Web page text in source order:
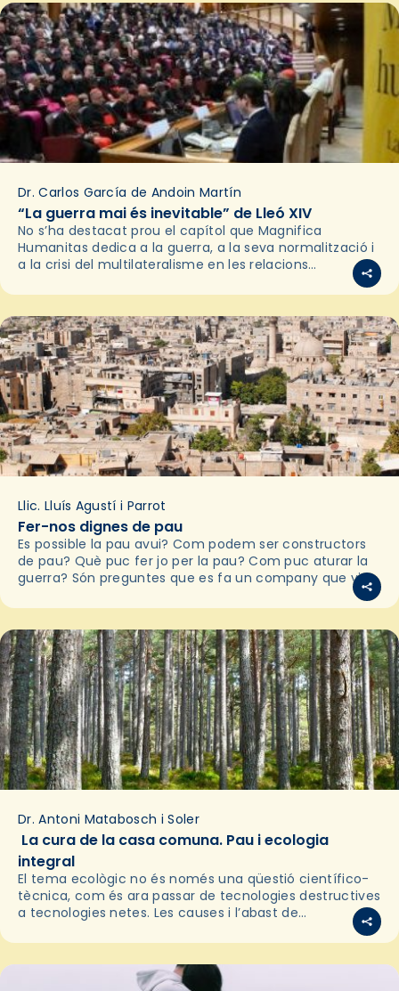
Dr. Carlos García de Andoin Martín
“La guerra mai és inevitable” de Lleó XIV
No s’ha destacat prou el capítol que Magnifica
Humanitas dedica a la guerra, a la seva normalització i
a la crisi del multilateralisme en les relacions
Llic. Lluís Agustí i Parrot
Fer-nos dignes de pau
Es possible la pau avui? Com podem ser constructors
de pau? Què puc fer jo per la pau? Com puc aturar la
guerra? Són preguntes que es fa un company que viu…
Dr. Antoni Matabosch i Soler
La cura de la casa comuna. Pau i ecologia
integral
El tema ecològic no és només una qüestió científico-
tècnica, com és ara passar de tecnologies destructives
a tecnologies netes. Les causes i l’abast de
l’emergència ecològica actual venen de molt lluny i…